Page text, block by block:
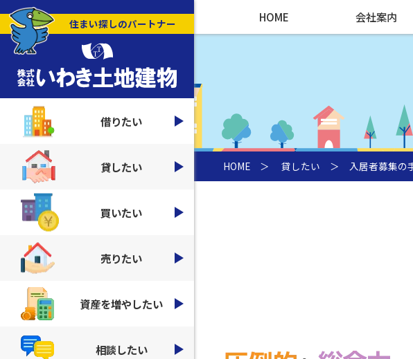
HOME 会社案内
住まい探しのパートナー
借りたい
貸したい
買いたい
売りたい
資産を増やしたい
相談したい
HOME ＞ 貸したい ＞ 入居者募集の